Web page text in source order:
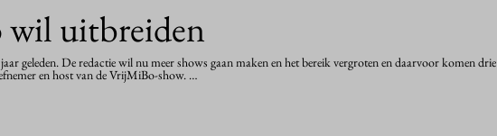
wil uitbreiden
geleden. De redactie wil nu meer shows gaan maken en het bereik vergroten en daarvoor komen drie
en host van de VrijMiBo-show. …